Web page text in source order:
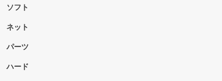
ソフト
ネット
パーツ
ハード